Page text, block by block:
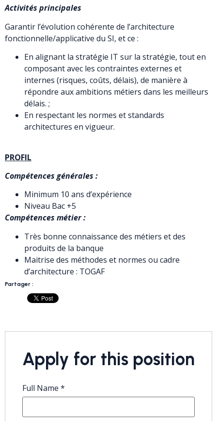
Activités principales
Garantir l’évolution cohérente de l’architecture
fonctionnelle/applicative du SI, et ce :
En alignant la stratégie IT sur la stratégie, tout en
composant avec les contraintes externes et
internes (risques, coûts, délais), de manière à
répondre aux ambitions métiers dans les meilleurs
délais. ;
En respectant les normes et standards
architectures en vigueur.
PROFIL
Compétences générales :
Minimum 10 ans d’expérience
Niveau Bac +5
Compétences métier :
Très bonne connaissance des métiers et des
produits de la banque
Maitrise des méthodes et normes ou cadre
d’architecture : TOGAF
Partager :
Apply for this position
Full Name *